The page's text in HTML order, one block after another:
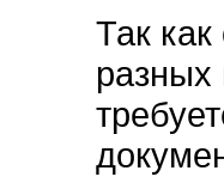
Так
разных